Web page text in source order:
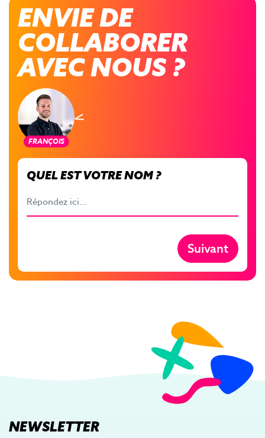
ENVIE DE
COLLABORER
AVEC NOUS ?
FRANÇOIS
QUEL EST VOTRE NOM ?
Suivant
NEWSLETTER